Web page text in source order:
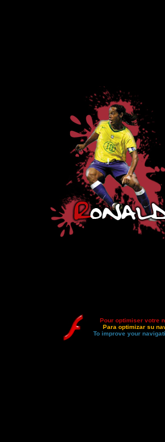
Pour optimiser votre
Para optimizar su
To improve your